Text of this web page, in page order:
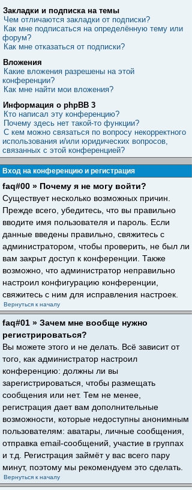
Закладки и подписка на темы
Чем отличаются закладки от подписки?
Как мне подписаться на определённую тему или
форум?
Как мне отказаться от подписки?
Вложения
Какие вложения разрешены на этой
конференции?
Как мне найти мои вложения?
Информация о phpBB 3
Кто написал эту конференцию?
Почему здесь нет такой-то функции?
С кем можно связаться по вопросу некорректного
использования и/или юридических вопросов,
связанных с этой конференцией?
Вход на конференцию и регистрация
faq#00 » Почему я не могу войти?
Существует несколько возможных причин.
Прежде всего, убедитесь, что вы правильно
вводите имя пользователя и пароль. Если
данные введены правильно, свяжитесь с
администратором, чтобы проверить, не был ли
вам закрыт доступ к конференции. Также
возможно, что администратор неправильно
настроил конфигурацию конференции,
свяжитесь с ним для исправления настроек.
Вернуться к началу
faq#01 » Зачем мне вообще нужно
регистрироваться?
Вы можете этого и не делать. Всё зависит от
того, как администратор настроил
конференцию: должны ли вы
зарегистрироваться, чтобы размещать
сообщения или нет. Тем не менее,
регистрация дает вам дополнительные
возможности, которые недоступны анонимным
пользователям: аватары, личные сообщения,
отправка email-сообщений, участие в группах
и т.д. Регистрация займёт у вас всего пару
минут, поэтому мы рекомендуем это сделать.
Вернуться к началу